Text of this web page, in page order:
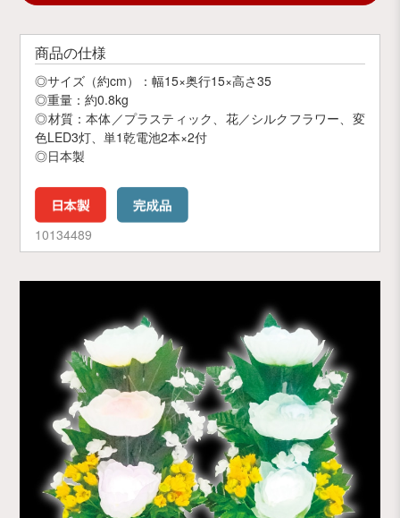
商品の仕様
◎サイズ（約cm）：幅15×奥行15×高さ35
◎重量：約0.8kg
◎材質：本体／プラスティック、花／シルクフラワー、変
色LED3灯、単1乾電池2本×2付
◎日本製
10134489